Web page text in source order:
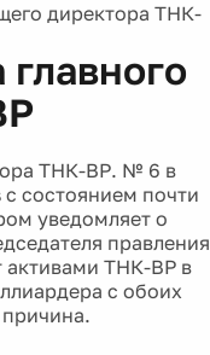
директора ТНК-
ТНК-ВР. № 6 в
состоянием почти
уведомляет о
правления
активами ТНК-BP в
с обоих
причина.